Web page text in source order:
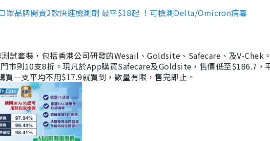
罩品牌開賣2款快速檢測劑 最平$18起 ！可檢測Delta/Omicron病毒
試套裝，包括香港公司研發的Wesail、Goldsite、Safecare、及V-Chek
市則10支8折。現凡於App購買Safecare及Goldsite，售價低至$186.7，
一支平均不用$17.9就買到，數量有限，售完即止。